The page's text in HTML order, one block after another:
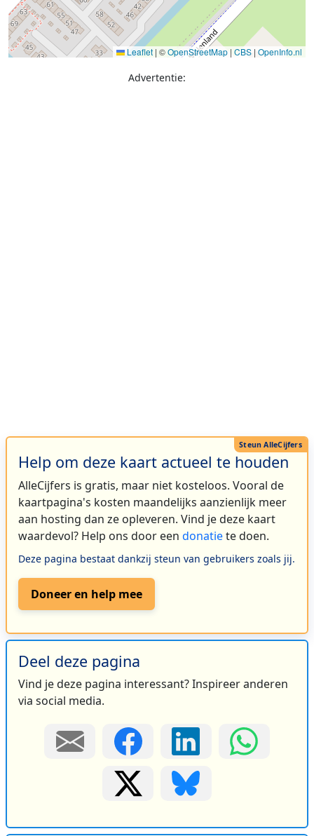
Leaflet | ©OpenStreetMap | CBS | OpenInfo.nl
Advertentie:
Help om deze kaart actueel te houden
AlleCijfers is gratis, maar niet kosteloos. Vooral de
kaartpagina's kosten maandelijks aanzienlijk meer
aan hosting dan ze opleveren. Vind je deze kaart
waardevol? Help ons door een donatiete doen.
Deze pagina bestaat dankzij steun van gebruikers zoals jij.
Doneer en help mee
Deel deze pagina
Vind je deze pagina interessant? Inspireer anderen
via social media.